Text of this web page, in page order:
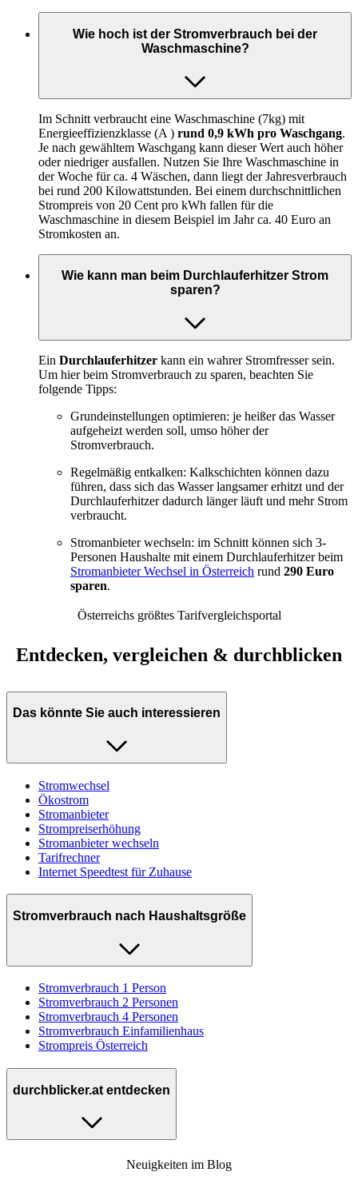
Wie hoch ist der Stromverbrauch bei der
Waschmaschine?
Im Schnitt verbraucht eine Waschmaschine (7kg) mit
Energieeffizienzklasse (A ) rund 0,9 kWh pro Waschgang.
Je nach gewähltem Waschgang kann dieser Wert auch höher
oder niedriger ausfallen. Nutzen Sie Ihre Waschmaschine in
der Woche für ca. 4 Wäschen, dann liegt der Jahresverbrauch
bei rund 200 Kilowattstunden. Bei einem durchschnittlichen
Strompreis von 20 Cent pro kWh fallen für die
Waschmaschine in diesem Beispiel im Jahr ca. 40 Euro an
Stromkosten an.
Wie kann man beim Durchlauferhitzer Strom
sparen?
Ein Durchlauferhitzer kann ein wahrer Stromfresser sein.
Um hier beim Stromverbrauch zu sparen, beachten Sie
folgende Tipps:
Grundeinstellungen optimieren: je heißer das Wasser
aufgeheizt werden soll, umso höher der
Stromverbrauch.
Regelmäßig entkalken: Kalkschichten können dazu
führen, dass sich das Wasser langsamer erhitzt und der
Durchlauferhitzer dadurch länger läuft und mehr Strom
verbraucht.
Stromanbieter wechseln: im Schnitt können sich 3-
Personen Haushalte mit einem Durchlauferhitzer beim
Stromanbieter Wechsel in Österreich rund 290 Euro
sparen.
Österreichs größtes Tarifvergleichsportal
Entdecken, vergleichen & durchblicken
Das könnte Sie auch interessieren
Stromwechsel
Ökostrom
Stromanbieter
Strompreiserhöhung
Stromanbieter wechseln
Tarifrechner
Internet Speedtest für Zuhause
Stromverbrauch nach Haushaltsgröße
Stromverbrauch 1 Person
Stromverbrauch 2 Personen
Stromverbrauch 4 Personen
Stromverbrauch Einfamilienhaus
Strompreis Österreich
durchblicker.at entdecken
Neuigkeiten im Blog